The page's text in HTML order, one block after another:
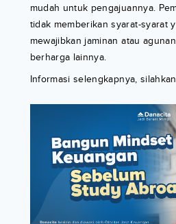
mudah untuk pengajuannya.
tidak memberikan syarat-syarat
mewajibkan jaminan atau
berharga lainnya.
Informasi selengkapnya,